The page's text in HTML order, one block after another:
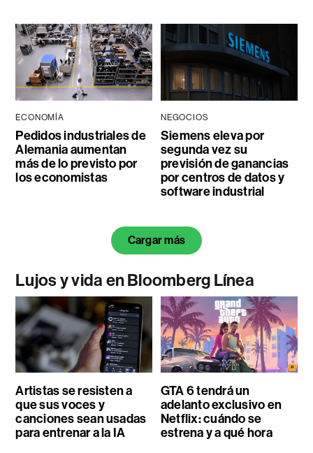
ECONOMÍA
Pedidos industriales de
Alemania aumentan
más de lo previsto por
los economistas
NEGOCIOS
Siemens eleva por
segunda vez su
previsión de ganancias
por centros de datos y
software industrial
Cargar más
Lujos y vida en Bloomberg Línea
Artistas se resisten a
que sus voces y
canciones sean usadas
para entrenar a la IA
GTA 6 tendrá un
adelanto exclusivo en
Netflix: cuándo se
estrena y a qué hora